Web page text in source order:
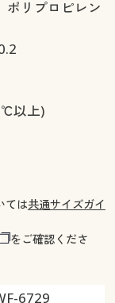
ポリプロピレン
以上)
ては共通サイズガイ
をご確認くださ
6729